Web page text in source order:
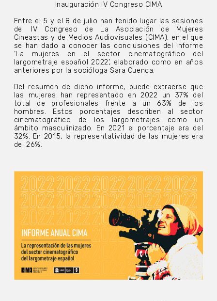
Inauguración IV Congreso CIMA
Entre el 5 y el 8 de julio han tenido lugar las sesiones
del IV Congreso de La Asociación de Mujeres
Cineastas y de Medios Audiovisuales (CIMA), en el que
se han dado a conocer las conclusiones del informe
‘La mujeres en el sector cinematográfico del
largometraje español 2022’, elaborado como en años
anteriores por la socióloga Sara Cuenca.
Del resumen de dicho informe, puede extraerse que
las mujeres han representado en 2022 un 37% del
total de profesionales frente a un 63% de los
hombres. Estos porcentajes describen al sector
cinematográfico de los largometrajes como un
ámbito masculinizado. En 2021 el porcentaje era del
32%. En 2015, la representatividad de las mujeres era
del 26%.